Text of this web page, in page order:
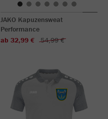
JAKO Kapuzensweat
Performance
ab 32,99 €
54,99 €